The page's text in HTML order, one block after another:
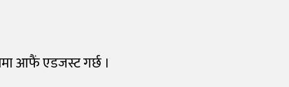
आफैं एडजस्ट गर्छ ।